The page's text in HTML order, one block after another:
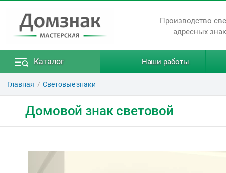
Производство
адресных
Каталог Наши работы
Главная Световые знаки
Домовой знак световой